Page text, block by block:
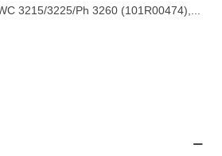
3215/3225/Ph 3260 (101R00474),...